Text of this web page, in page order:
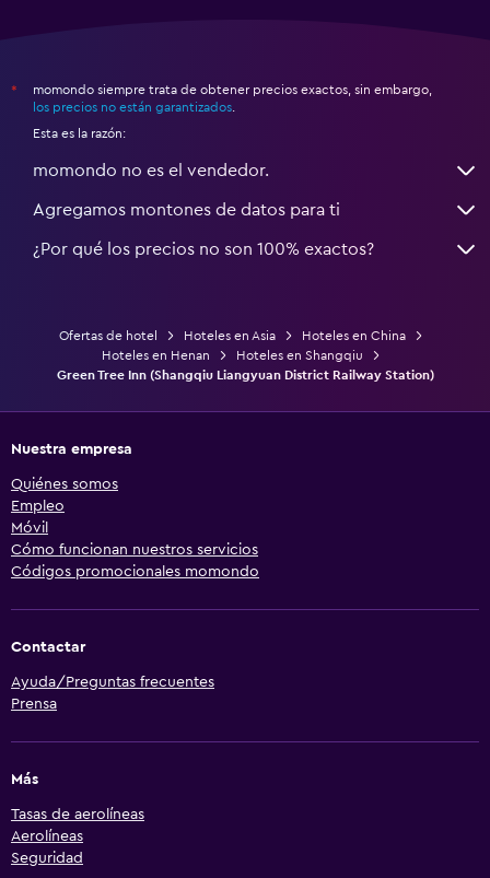
*
momondo siempre trata de obtener precios exactos, sin embargo,
los precios no están garantizados
Esta es la razón:
momondo no es el vendedor.
Agregamos montones de datos para ti
¿Por qué los precios no son 100% exactos?
Ofertas de hotel Hoteles en Asia
Hoteles en China
Hoteles en Henan
Hoteles en Shangqiu
Green Tree Inn (Shangqiu Liangyuan District Railway Station)
Nuestra empresa
Quiénes somos
Empleo
Móvil
Cómo funcionan nuestros servicios
Códigos promocionales momondo
Contactar
Ayuda/Preguntas frecuentes
Prensa
Más
Tasas de aerolíneas
Aerolíneas
Seguridad